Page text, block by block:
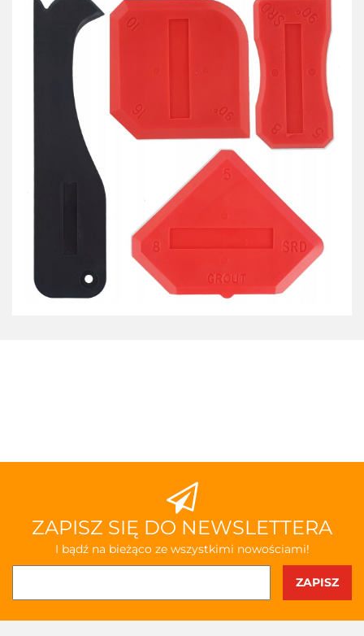
ZAPISZ SIĘ DO NEWSLETTERA
I bądź na bieżąco ze wszystkimi nowościami!